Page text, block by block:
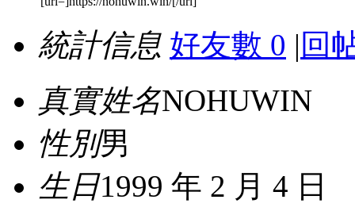
統計信息 好友數 0 | 回
真實姓名NOHUWIN
性別男
生日1999 年 2 月 4 日